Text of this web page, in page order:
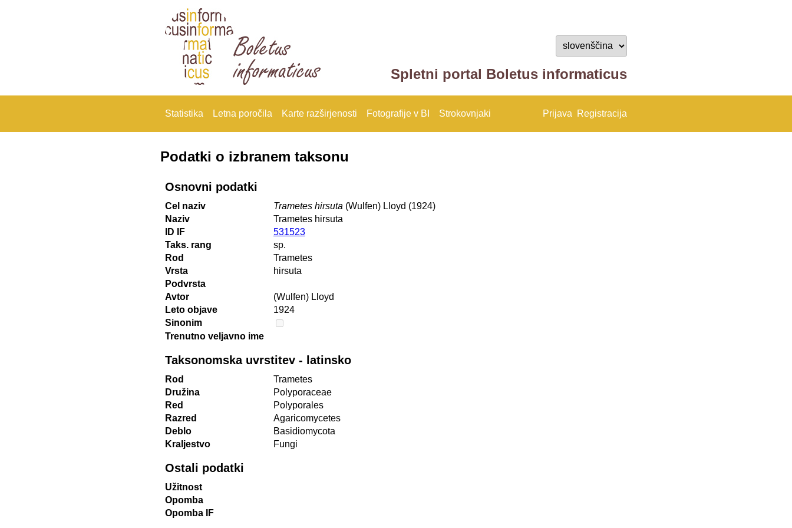
Spletni portal Boletus informaticus
Statistika Letna poročila Karte razširjenosti Fotografije v BI Strokovnjaki Prijava Registracija
Podatki o izbranem taksonu
Osnovni podatki
Cel naziv Trametes hirsuta (Wulfen) Lloyd (1924)
Naziv
Trametes hirsuta
ID IF
531523
Taks. rang
sp.
Rod
Trametes
Vrsta
hirsuta
Podvrsta
Avtor
(Wulfen) Lloyd
Leto objave
1924
Sinonim
Trenutno veljavno ime
Taksonomska uvrstitev - latinsko
Rod
Trametes
Družina
Polyporaceae
Red
Polyporales
Razred
Agaricomycetes
Deblo
Basidiomycota
Kraljestvo
Fungi
Ostali podatki
Užitnost
Opomba
Opomba IF